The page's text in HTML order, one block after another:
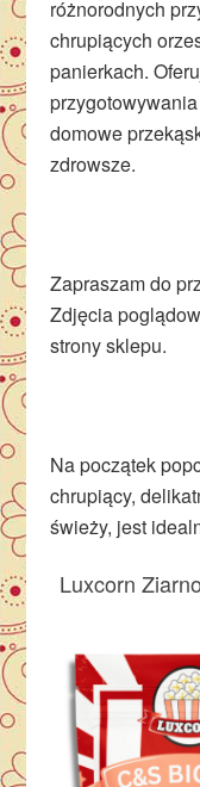
różnorodnych
chrupiących
panierkach.
domowe
zdrowsze.
Zapraszam do
Zdjęcia
strony sklepu.
Na początek
chrupiący,
świeży, jest
Luxcorn